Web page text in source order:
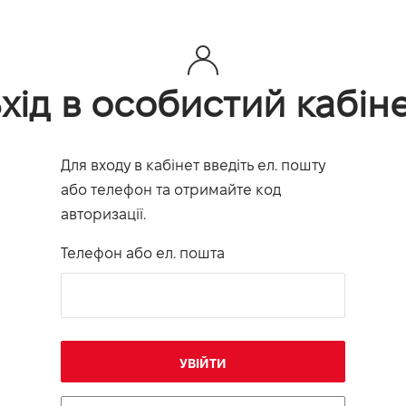
в особистий
Для входу в кабінет введіть ел. пошту
або телефон та отримайте код
авторизації.
Телефон або ел. пошта
УВІЙТИ